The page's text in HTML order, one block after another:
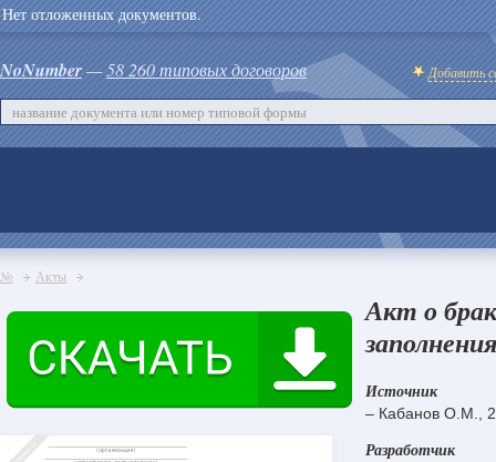
Нет отложенных документов.
NoNumber—58 260 типовых договоров Добавить
№ Акты
Акт о
Источник
– Кабанов О.М.,
Разработчик